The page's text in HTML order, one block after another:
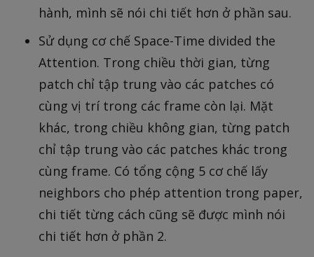
hành, mình sẽ nói chi tiết hơn ở phần sau.
Sử dụng cơ chế Space-Time divided the
Attention. Trong chiều thời gian, từng
patch chỉ tập trung vào các patches có
cùng vị trí trong các frame còn lại. Mặt
khác, trong chiều không gian, từng patch
chỉ tập trung vào các patches khác trong
cùng frame. Có tổng cộng 5 cơ chế lấy
neighbors cho phép attention trong paper,
chi tiết từng cách cũng sẽ được mình nói
chi tiết hơn ở phần 2.